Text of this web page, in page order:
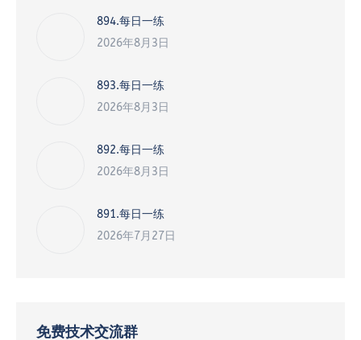
894.每日一练
2026年8月3日
893.每日一练
2026年8月3日
892.每日一练
2026年8月3日
891.每日一练
2026年7月27日
免费技术交流群